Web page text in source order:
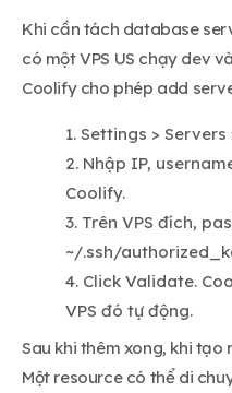
Khi cần tách database
có một VPS US chạy dev
Coolify cho phép add
Settings > Servers
Nhập IP,
Coolify.
Trên VPS đích,
~/.ssh/
Click Validate.
VPS đó tự động.
Sau khi thêm xong, khi
Một resource có thể di